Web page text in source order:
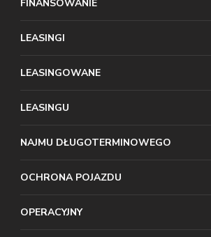
FINANSOWANIE
LEASINGI
LEASINGOWANE
LEASINGU
NAJMU DŁUGOTERMINOWEGO
OCHRONA POJAZDU
OPERACYJNY